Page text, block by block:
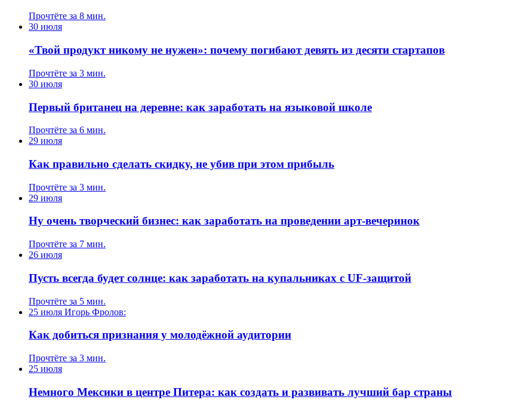
Прочтёте за 8 мин.
30 июля
«Твой продукт никому не нужен»: почему погибают девять из десяти стартапов
Прочтёте за 3 мин.
30 июля
Первый британец на деревне: как заработать на языковой школе
Прочтёте за 6 мин.
29 июля
Как правильно сделать скидку, не убив при этом прибыль
Прочтёте за 3 мин.
29 июля
Ну очень творческий бизнес: как заработать на проведении арт-вечеринок
Прочтёте за 7 мин.
26 июля
Пусть всегда будет солнце: как заработать на купальниках с UF-защитой
Прочтёте за 5 мин.
25 июля Игорь Фролов:
Как добиться признания у молодёжной аудитории
Прочтёте за 3 мин.
25 июля
Немного Мексики в центре Питера: как создать и развивать лучший бар страны